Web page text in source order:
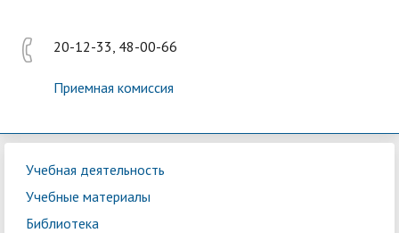
20-12-33, 48-00-66
Приемная комиссия
Учебная деятельность
Учебные материалы
Библиотека